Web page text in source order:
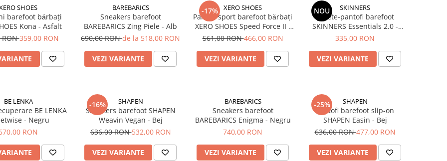
SHOES
barefoot bǎrbați
Kona - Asfalt
RON359,00 RON
BAREBARICS
Sneakers barefoot
BAREBARICS Zing Piele - Alb
690,00 RONde la 518,00 RON
VEZI VARIANTE
-17% XERO SHOES
Pantofi sport barefoot bǎrbați
XERO SHOES Speed Force II -
Gri
561,00 RON466,00 RON
VEZI VARIANTE
NOU SKINNERS
Șosete-pantofi barefoot
SKINNERS Essentials 2.0 -
Concrete
335,00 RON
VEZI VARIANTE
BE LENKA
BE LENKA
- Negru
RON
-16% SHAPEN
Sneakers barefoot SHAPEN
Weavin Vegan - Bej
636,00 RON532,00 RON
VEZI VARIANTE
BAREBARICS
Sneakers barefoot
BAREBARICS Enigma - Negru
740,00 RON
VEZI VARIANTE
-25% SHAPEN
Pantofi barefoot slip-on
SHAPEN Easin - Bej
636,00 RON477,00 RON
VEZI VARIANTE